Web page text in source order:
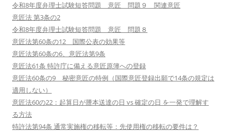
令和8年度弁理士試験短答問題 意匠 問題９ 関連意匠
意匠法 第3条の2
令和8年度弁理士試験短答問題 意匠 問題８
意匠法第60条の12 国際公表の効果等
意匠法第60条の6、意匠法第9条
意匠法61条 特許庁に備える意匠原簿への登録
意匠法60条の9 秘密意匠の特例（国際意匠登録出願で14条の規定は
適用しない）
意匠法60の22：起算日が謄本送達の日 vs 確定の日 を一発で理解す
る方法
特許法第94条 通常実施権の移転等：先使用権の移転の要件は？